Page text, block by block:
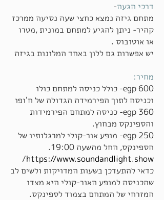
דרכי הגעה-
מתחם גיזה נמצא כחצי שעה נסיעה ממרכז
קהיר- ניתן להגיע למתחם במונית ,מטרו
או אוטובוס .
יש אפשרות גם ללון באחד המלונות בגיזה
מחיר:
600 egp- כולל כניסה למתחם כולו
וכניסה לתוך הפירמידה הגדולה של ח'ופו
360 egp- כניסה למתחם הפירמידות
והספינקס מבחוץ.
250 egp- מופע אור-קולי למרגלותיו של
הספינקס, החל מהשעה 19:00.
https://www.soundandlight.show
/
כדאי להתעדכן בשעות המדויקות ולשים לב
שהכניסה למופע האור-קולי היא מצדו
המזרחי של המתחם בצמוד לספינקס.